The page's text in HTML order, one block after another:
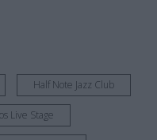
Half Note Jazz Club
Live Stage